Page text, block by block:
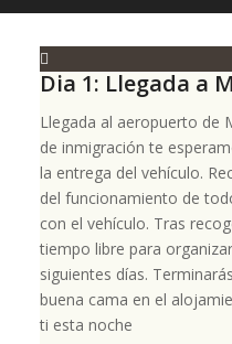
Dia 1: Llegada a
Llegada al aeropuerto de
de inmigración te
la entrega del vehículo.
del funcionamiento de
con el vehículo. Tras
tiempo libre para
siguientes días.
buena cama en el
ti esta noche